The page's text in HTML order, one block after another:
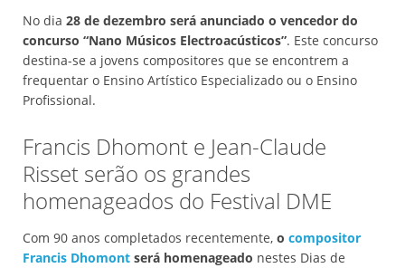
No dia 28 de dezembro será anunciado o vencedor do
concurso “Nano Músicos Electroacústicos”. Este concurso
destina-se a jovens compositores que se encontrem a
frequentar o Ensino Artístico Especializado ou o Ensino
Profissional.
Francis Dhomont e Jean-Claude
Risset serão os grandes
homenageados do Festival DME
Com 90 anos completados recentemente, o compositor
Francis Dhomont será homenageado nestes Dias de